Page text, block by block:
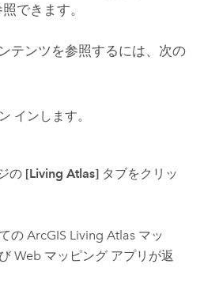
できます。
テンツを参照するには、次の
インします。
の [Living Atlas]タブをクリッ
の ArcGIS Living Atlasマッ
Web マッピング アプリが返